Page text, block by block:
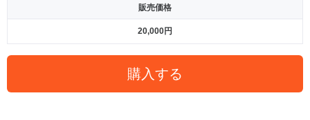
販売価格
20,000円
購入する